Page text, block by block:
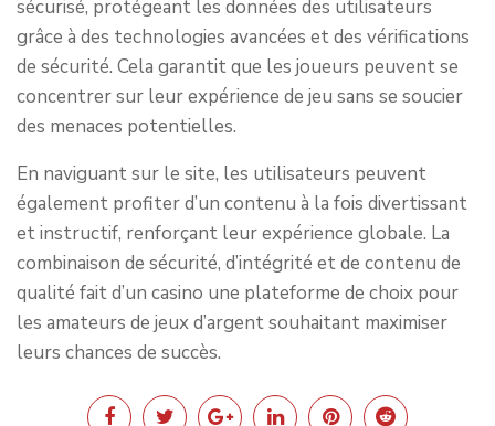
sécurisé, protégeant les données des utilisateurs
grâce à des technologies avancées et des vérifications
de sécurité. Cela garantit que les joueurs peuvent se
concentrer sur leur expérience de jeu sans se soucier
des menaces potentielles.
En naviguant sur le site, les utilisateurs peuvent
également profiter d’un contenu à la fois divertissant
et instructif, renforçant leur expérience globale. La
combinaison de sécurité, d’intégrité et de contenu de
qualité fait d’un casino une plateforme de choix pour
les amateurs de jeux d’argent souhaitant maximiser
leurs chances de succès.